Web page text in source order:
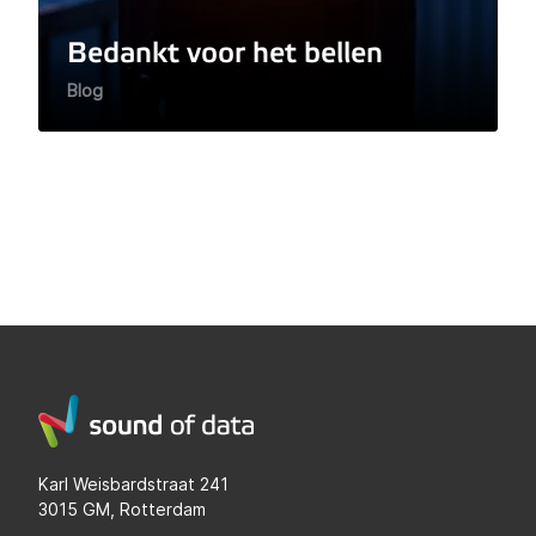
Bedankt voor het bellen
Blog
Karl Weisbardstraat 241
3015 GM, Rotterdam